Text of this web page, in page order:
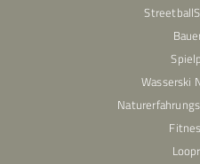
Wasserski